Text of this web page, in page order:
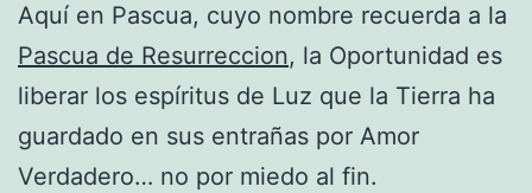
Aquí en Pascua, cuyo nombre recuerda a la
Pascua de Resurreccion, la Oportunidad es
liberar los espíritus de Luz que la Tierra ha
guardado en sus entrañas por Amor
Verdadero… no por miedo al fin.